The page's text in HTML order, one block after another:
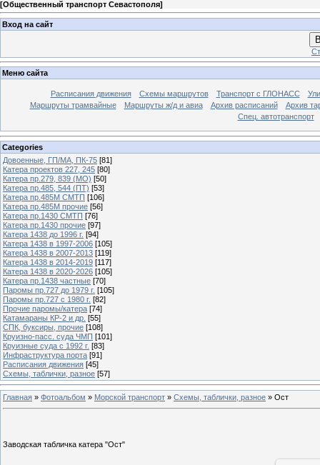
[Общественный транспорт Севастополя]
Вход на сайт
Меню сайта
Расписания движения Схемы маршрутов Транспорт с ГЛОНАСС
Маршруты трамвайные
Маршруты ж/д и авиа Архив расписаний
Архив
Спец. автотранспорт
Categories
Довоенные, ГП/МА, ПК-75 [81]
Катера проектов 227, 245 [80]
Катера пр.279, 839 (МО) [50]
Катера пр.485, 544 (ПТ) [53]
Катера пр.485М СМТП [106]
Катера пр.485М прочие [56]
Катера пр.1430 СМТП [76]
Катера пр.1430 прочие [97]
Катера 1438 до 1996 г. [94]
Катера 1438 в 1997-2006 [105]
Катера 1438 в 2007-2013 [119]
Катера 1438 в 2014-2019 [117]
Катера 1438 в 2020-2026 [105]
Катера пр.1438 частные [70]
Паромы пр.727 до 1979 г. [105]
Паромы пр.727 с 1980 г. [82]
Прочие паромы/катера [74]
Катамараны КР-2 и др. [55]
СПК, буксиры, прочие [108]
Круизно-пасс. суда ЧМП [101]
Круизные суда с 1992 г. [83]
Инфраструктура порта [91]
Расписания движения [45]
Схемы, таблички, разное [57]
Главная » Фотоальбом » Морской транспорт » Схемы, таблички, разное » Ост
Заводская табличка катера "Ост"